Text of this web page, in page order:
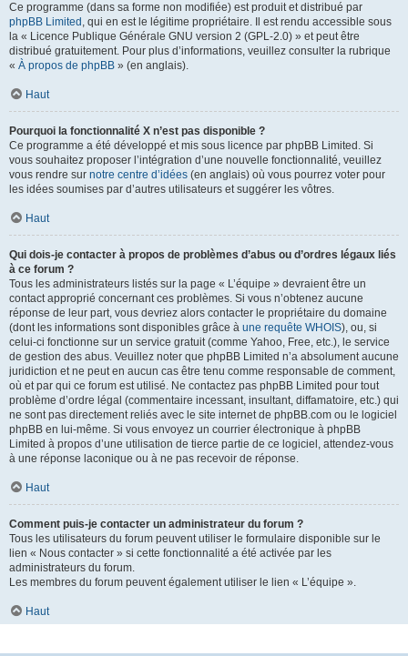
Ce programme (dans sa forme non modifiée) est produit et distribué par
phpBB Limited , qui en est le légitime propriétaire. Il est rendu accessible sous
la « Licence Publique Générale GNU version 2 (GPL-2.0) » et peut être
distribué gratuitement. Pour plus d’informations, veuillez consulter la rubrique
« À propos de phpBB » (en anglais).
Haut
Pourquoi la fonctionnalité X n’est pas disponible ?
Ce programme a été développé et mis sous licence par phpBB Limited. Si
vous souhaitez proposer l’intégration d’une nouvelle fonctionnalité, veuillez
vous rendre sur notre centre d’idées (en anglais) où vous pourrez voter pour
les idées soumises par d’autres utilisateurs et suggérer les vôtres.
Haut
Qui dois-je contacter à propos de problèmes d’abus ou d’ordres légaux liés
à ce forum ?
Tous les administrateurs listés sur la page « L’équipe » devraient être un
contact approprié concernant ces problèmes. Si vous n’obtenez aucune
réponse de leur part, vous devriez alors contacter le propriétaire du domaine
(dont les informations sont disponibles grâce à une requête WHOIS), ou, si
celui-ci fonctionne sur un service gratuit (comme Yahoo, Free, etc.), le service
de gestion des abus. Veuillez noter que phpBB Limited n’a absolument aucune
juridiction et ne peut en aucun cas être tenu comme responsable de comment,
où et par qui ce forum est utilisé. Ne contactez pas phpBB Limited pour tout
problème d’ordre légal (commentaire incessant, insultant, diffamatoire, etc.) qui
ne sont pas directement reliés avec le site internet de phpBB.com ou le logiciel
phpBB en lui-même. Si vous envoyez un courrier électronique à phpBB
Limited à propos d’une utilisation de tierce partie de ce logiciel, attendez-vous
à une réponse laconique ou à ne pas recevoir de réponse.
Haut
Comment puis-je contacter un administrateur du forum ?
Tous les utilisateurs du forum peuvent utiliser le formulaire disponible sur le
lien « Nous contacter » si cette fonctionnalité a été activée par les
administrateurs du forum.
Les membres du forum peuvent également utiliser le lien « L’équipe ».
Haut